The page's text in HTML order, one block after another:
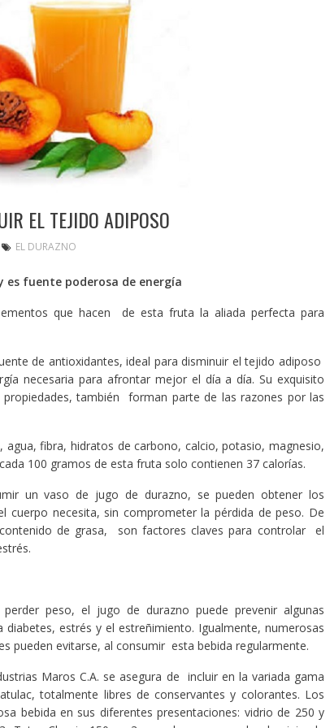
EL TEJIDO ADIPOSO
EL DURAZNO
es fuente poderosa de energía
que hacen de esta fruta la aliada perfecta para
de antioxidantes, ideal para disminuir el tejido adiposo
necesaria para afrontar mejor el día a día. Su exquisito
también forman parte de las razones por las
agua, fibra, hidratos de carbono, calcio, potasio, magnesio,
100 gramos de esta fruta solo contienen 37 calorías.
un vaso de jugo de durazno, se pueden obtener los
cuerpo necesita, sin comprometer la pérdida de peso. De
de grasa, son factores claves para controlar el
peso, el jugo de durazno puede prevenir algunas
estrés y el estreñimiento. Igualmente, numerosas
pueden evitarse, al consumir esta bebida regularmente.
Maros C.A. se asegura de incluir en la variada gama
totalmente libres de conservantes y colorantes. Los
bebida en sus diferentes presentaciones: vidrio de 250 y